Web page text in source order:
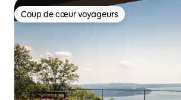
Coup de cœur voyageurs
Coup de cœur voyageurs